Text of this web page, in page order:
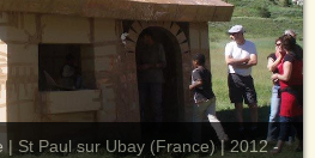
| St Paul sur Ubay (France) | 2012 -